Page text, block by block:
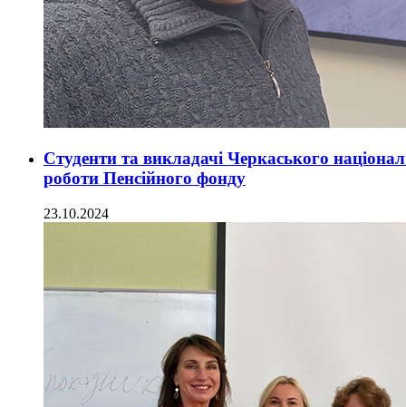
Студенти та викладачі Черкаського
роботи Пенсійного фонду
23.10.2024